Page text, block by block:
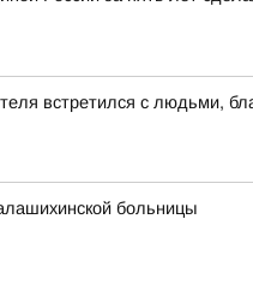
встретился с людьми,
больницы